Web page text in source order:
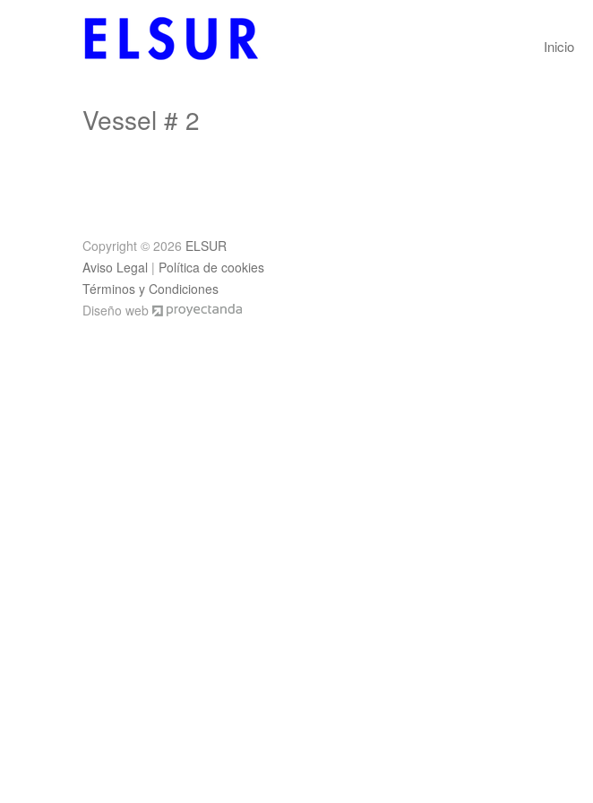
Inicio
Vessel # 2
Copyright © 2026 ELSUR
Aviso Legal | Política de cookies
Términos y Condiciones
Diseño web